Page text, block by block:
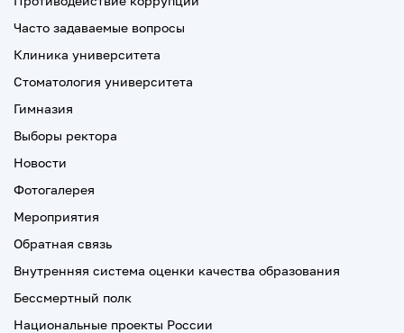
Часто задаваемые вопросы
Клиника университета
Стоматология университета
Гимназия
Выборы ректора
Новости
Фотогалерея
Мероприятия
Обратная связь
Внутренняя система оценки качества образования
Бессмертный полк
Национальные проекты России